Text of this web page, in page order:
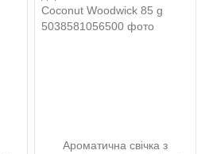
Ароматична свічка з